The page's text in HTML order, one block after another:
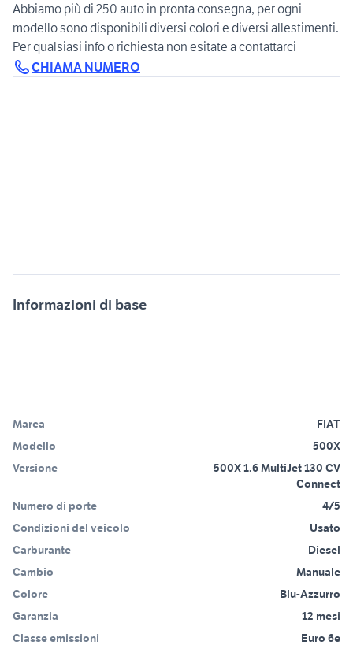
Abbiamo più di 250 auto in pronta consegna, per ogni
modello sono disponibili diversi colori e diversi allestimenti.
Per qualsiasi info o richiesta non esitate a contattarci
CHIAMA NUMERO
Informazioni di base
Marca
FIAT
Modello
500X
Versione
500X 1.6 MultiJet 130 CV
Connect
Numero di porte
4/5
Condizioni del veicolo
Usato
Carburante
Diesel
Cambio
Manuale
Colore
Blu-Azzurro
Garanzia
12 mesi
Classe emissioni
Euro 6e